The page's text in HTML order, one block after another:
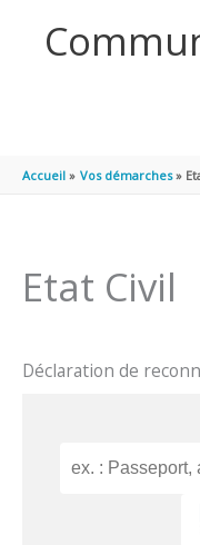
Accueil Vos démarches
Etat Civil
Déclaration de